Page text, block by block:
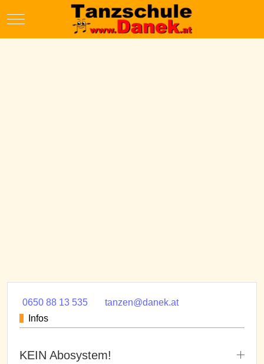
Mobile Menu Toggle
0650 88 13 535
tanzen@danek.at
Infos
KEIN Abosystem!